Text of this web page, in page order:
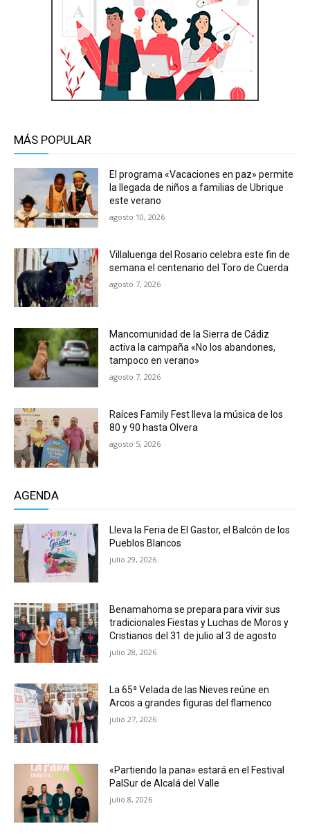
MÁS POPULAR
El programa «Vacaciones en paz» permite
la llegada de niños a familias de Ubrique
este verano
agosto 10, 2026
Villaluenga del Rosario celebra este fin de
semana el centenario del Toro de Cuerda
agosto 7, 2026
Mancomunidad de la Sierra de Cádiz
activa la campaña «No los abandones,
tampoco en verano»
agosto 7, 2026
Raíces Family Fest lleva la música de los
80 y 90 hasta Olvera
agosto 5, 2026
AGENDA
Lleva la Feria de El Gastor, el Balcón de los
Pueblos Blancos
julio 29, 2026
Benamahoma se prepara para vivir sus
tradicionales Fiestas y Luchas de Moros y
Cristianos del 31 de julio al 3 de agosto
julio 28, 2026
La 65ª Velada de las Nieves reúne en
Arcos a grandes figuras del flamenco
julio 27, 2026
«Partiendo la pana» estará en el Festival
PalSur de Alcalá del Valle
julio 8, 2026